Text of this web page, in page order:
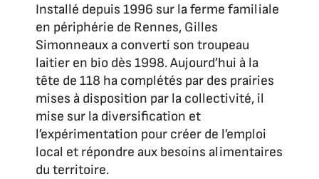
Installé depuis 1996 sur la ferme familiale
en périphérie de Rennes, Gilles
Simonneaux a converti son troupeau
laitier en bio dès 1998. Aujourd’hui à la
tête de 118 ha complétés par des prairies
mises à disposition par la collectivité, il
mise sur la diversification et
l’expérimentation pour créer de l’emploi
local et répondre aux besoins alimentaires
du territoire.